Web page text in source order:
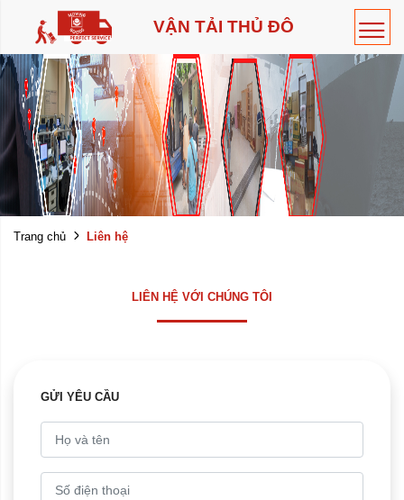
VẬN TẢI THỦ ĐÔ
Trang chủ Liên hệ
LIÊN HỆ VỚI CHÚNG TÔI
GỬI YÊU CẦU